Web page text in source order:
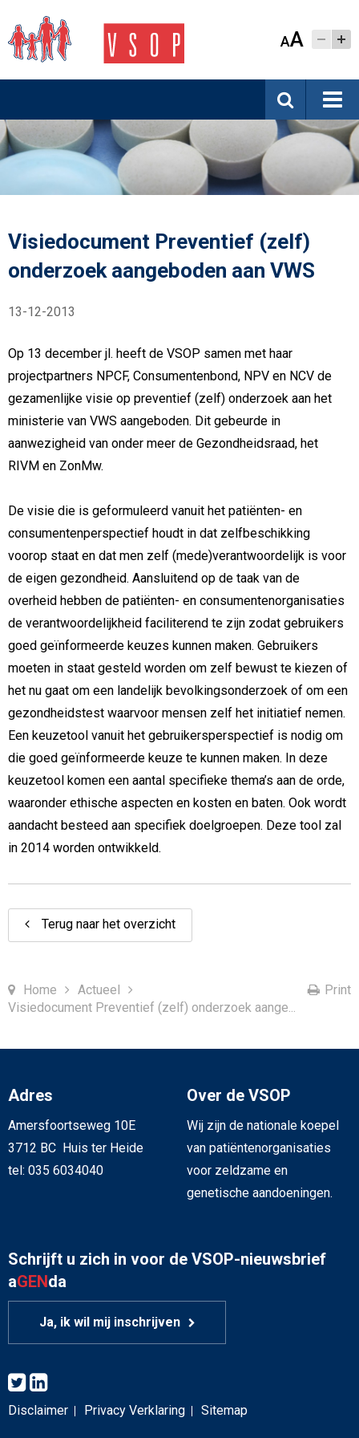
AA
Visiedocument Preventief (zelf)
onderzoek aangeboden aan VWS
13-12-2013
Op 13 december jl. heeft de VSOP samen met haar
projectpartners NPCF, Consumentenbond, NPV en NCV de
gezamenlijke visie op preventief (zelf) onderzoek aan het
ministerie van VWS aangeboden. Dit gebeurde in
aanwezigheid van onder meer de Gezondheidsraad, het
RIVM en ZonMw.
De visie die is geformuleerd vanuit het patiënten- en
consumentenperspectief houdt in dat zelfbeschikking
voorop staat en dat men zelf (mede)verantwoordelijk is voor
de eigen gezondheid. Aansluitend op de taak van de
overheid hebben de patiënten- en consumentenorganisaties
de verantwoordelijkheid faciliterend te zijn zodat gebruikers
goed geïnformeerde keuzes kunnen maken. Gebruikers
moeten in staat gesteld worden om zelf bewust te kiezen of
het nu gaat om een landelijk bevolkingsonderzoek of om een
gezondheidstest waarvoor mensen zelf het initiatief nemen.
Een keuzetool vanuit het gebruikersperspectief is nodig om
die goed geïnformeerde keuze te kunnen maken. In deze
keuzetool komen een aantal specifieke thema’s aan de orde,
waaronder ethische aspecten en kosten en baten. Ook wordt
aandacht besteed aan specifiek doelgroepen. Deze tool zal
in 2014 worden ontwikkeld.
Terug naar het overzicht
Home
Actueel
Visiedocument Preventief (zelf) onderzoek aange...
Print
Adres
Amersfoortseweg 10E
3712 BC Huis ter Heide
tel: 035 6034040
Over de VSOP
Wij zijn de nationale koepel
van patiëntenorganisaties
voor zeldzame en
genetische aandoeningen.
Schrijft u zich in voor de VSOP-nieuwsbrief
aGENda
Ja, ik wil mij inschrijven
Disclaimer Privacy Verklaring Sitemap